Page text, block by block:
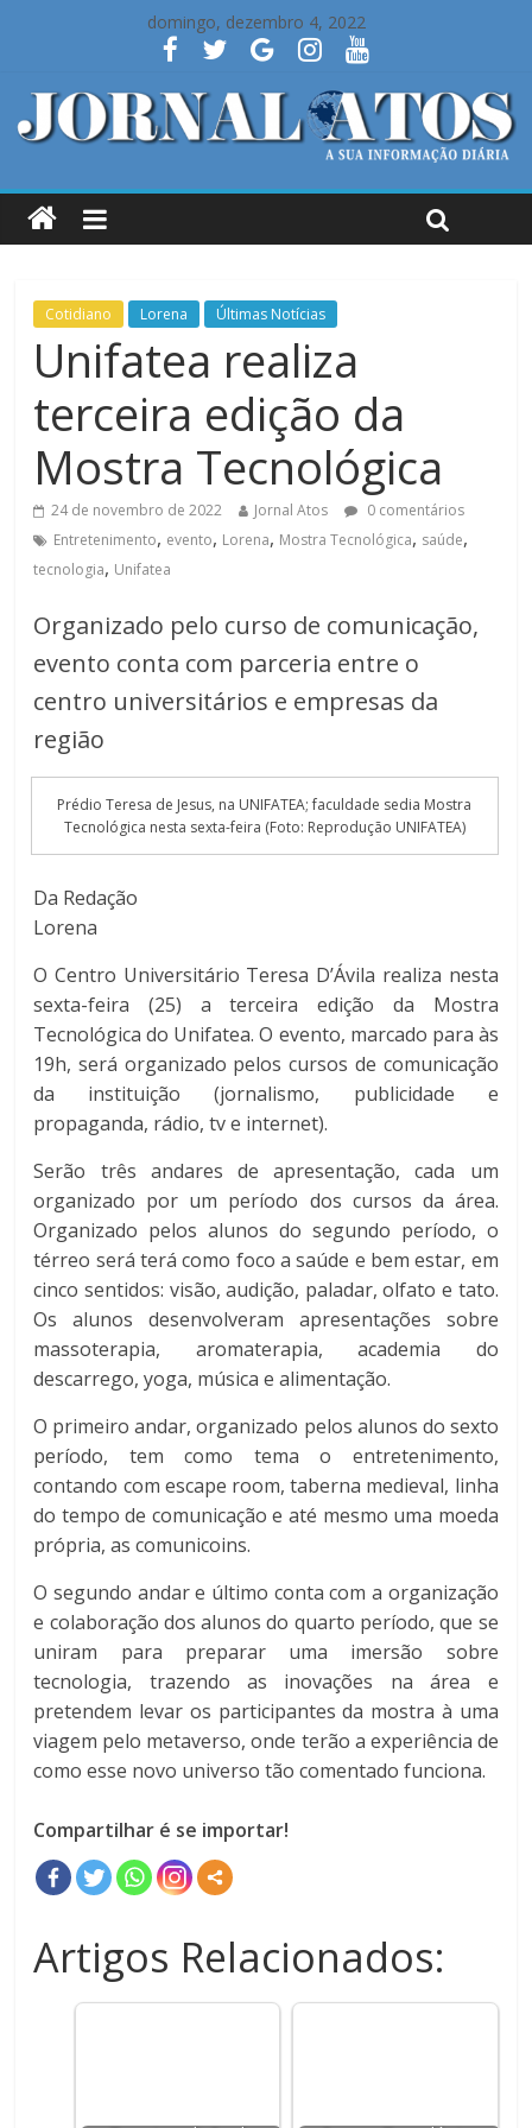
domingo, dezembro 4, 2022
Cotidiano Lorena Últimas Notícias
Unifatea realiza
terceira edição da
Mostra Tecnológica
24 de novembro de 2022 Jornal Atos
0 comentários
Entretenimento, evento, Lorena, Mostra Tecnológica, saúde,
tecnologia, Unifatea
Organizado pelo curso de comunicação,
evento conta com parceria entre o
centro universitários e empresas da
região
Prédio Teresa de Jesus, na UNIFATEA; faculdade sedia Mostra
Tecnológica nesta sexta-feira (Foto: Reprodução UNIFATEA)
Da Redação
Lorena
O Centro Universitário Teresa D’Ávila realiza nesta
sexta-feira (25) a terceira edição da Mostra
Tecnológica do Unifatea. O evento, marcado para às
19h, será organizado pelos cursos de comunicação
da instituição (jornalismo, publicidade e
propaganda, rádio, tv e internet).
Serão três andares de apresentação, cada um
organizado por um período dos cursos da área.
Organizado pelos alunos do segundo período, o
térreo será terá como foco a saúde e bem estar, em
cinco sentidos: visão, audição, paladar, olfato e tato.
Os alunos desenvolveram apresentações sobre
massoterapia, aromaterapia, academia do
descarrego, yoga, música e alimentação.
O primeiro andar, organizado pelos alunos do sexto
período, tem como tema o entretenimento,
contando com escape room, taberna medieval, linha
do tempo de comunicação e até mesmo uma moeda
própria, as comunicoins.
O segundo andar e último conta com a organização
e colaboração dos alunos do quarto período, que se
uniram para preparar uma imersão sobre
tecnologia, trazendo as inovações na área e
pretendem levar os participantes da mostra à uma
viagem pelo metaverso, onde terão a experiência de
como esse novo universo tão comentado funciona.
Compartilhar é se importar!
Artigos Relacionados: